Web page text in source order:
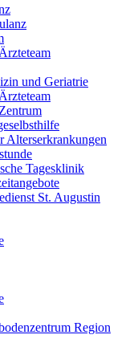
und Geriatrie
Alterserkrankungen
Tagesklinik
St. Augustin
Region